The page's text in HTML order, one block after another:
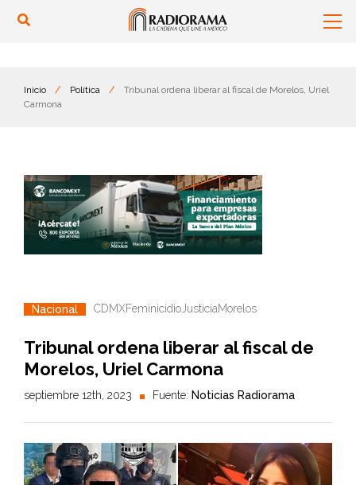
Inicio / Política /
Tribunal ordena liberar al fiscal de Morelos, Uriel
Carmona
Nacional CDMXFeminicidio JusticiaMorelos
Tribunal ordena liberar al fiscal de
Morelos, Uriel Carmona
septiembre 12th, 2023 Fuente: Noticias Radiorama